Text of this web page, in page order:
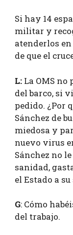
Si hay 14
militar y
atenderlos
de que el
L: La OMS no
del barco, si
pedido. ¿Por
Sánchez de
miedosa y
nuevo virus
Sánchez no
sanidad,
el Estado a
G: Cómo
del trabajo.